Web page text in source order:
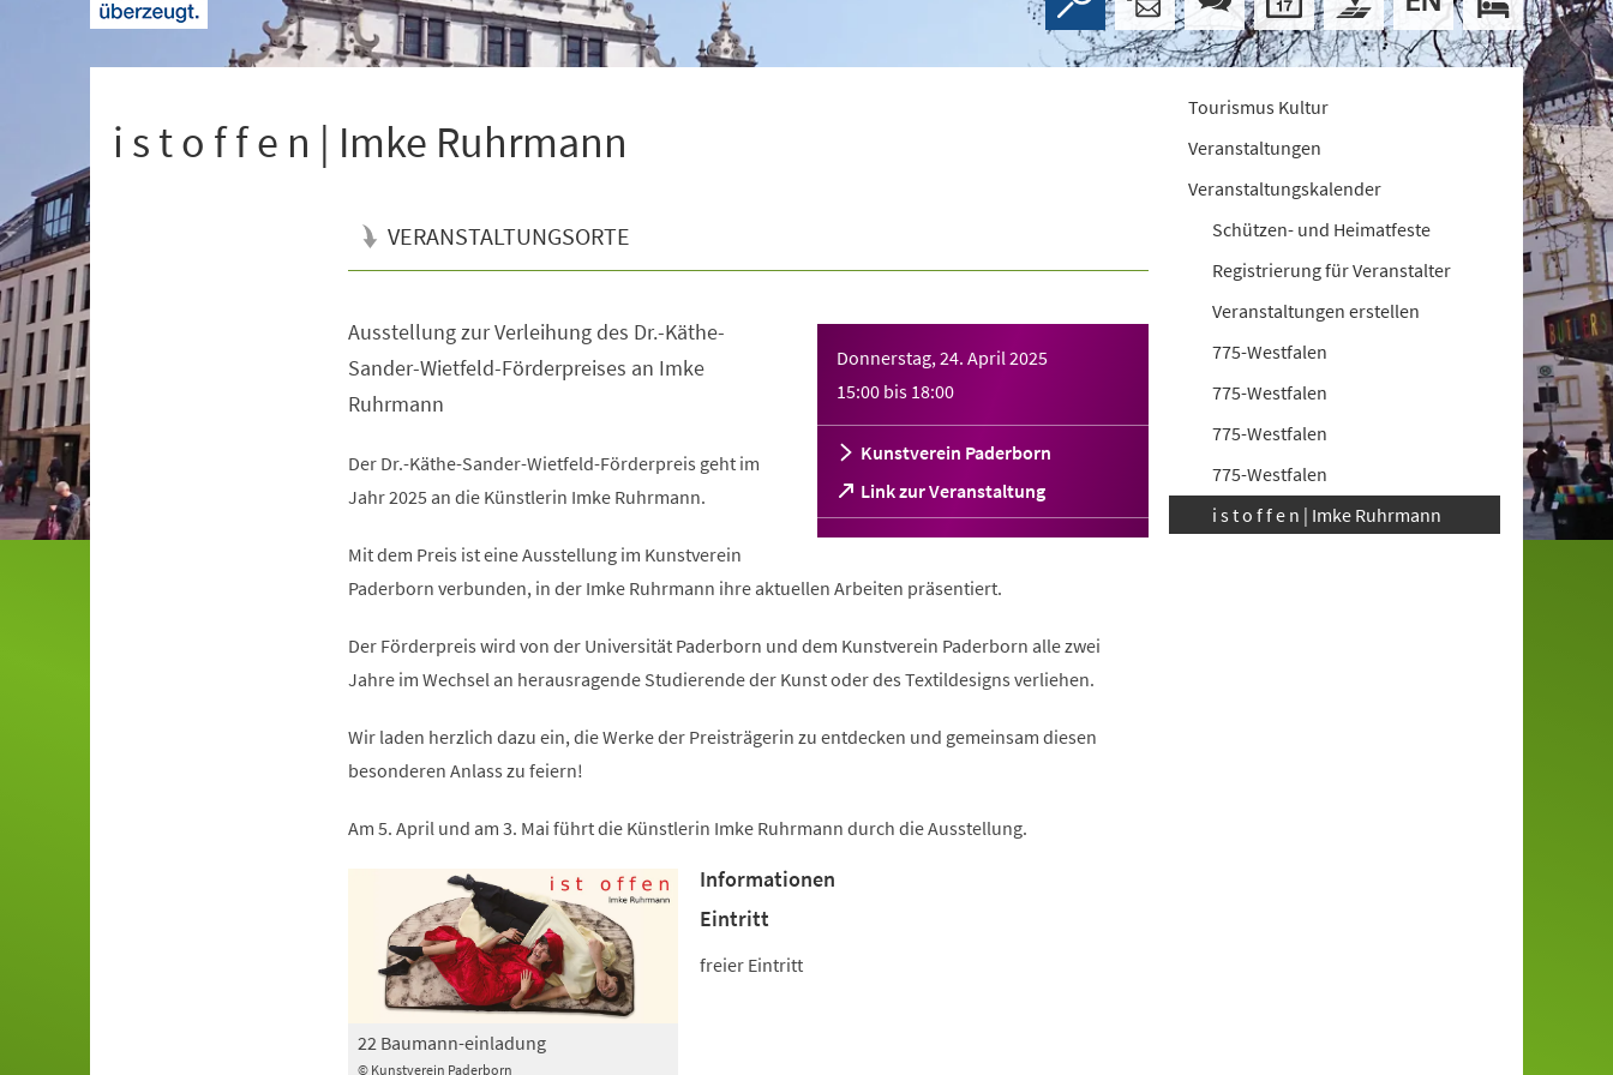
i s t o f f e n | Imke Ruhrmann
VERANSTALTUNGSORTE
Donnerstag, 24. April 2025
15:00 bis 18:00
Kunstverein Paderborn
Link zur Veranstaltung
(Öffnet
in
einem
Tab)
Ausstellung zur Verleihung des Dr.-Käthe-
Sander-Wietfeld-Förderpreises an Imke
Ruhrmann
Der Dr.-Käthe-Sander-Wietfeld-Förderpreis geht im
Jahr 2025 an die Künstlerin Imke Ruhrmann.
Mit dem Preis ist eine Ausstellung im Kunstverein
Paderborn verbunden, in der Imke Ruhrmann ihre aktuellen Arbeiten präsentiert.
Der Förderpreis wird von der Universität Paderborn und dem Kunstverein Paderborn alle zwei
Jahre im Wechsel an herausragende Studierende der Kunst oder des Textildesigns verliehen.
Wir laden herzlich dazu ein, die Werke der Preisträgerin zu entdecken und gemeinsam diesen
besonderen Anlass zu feiern!
Am 5. April und am 3. Mai führt die Künstlerin Imke Ruhrmann durch die Ausstellung.
© Kunstverein Paderborn
22 Baumann-einladung
Informationen
Eintritt
freier Eintritt
Tourismus Kultur
Veranstaltungen
Veranstaltungskalender
Schützen- und Heimatfeste
Registrierung für Veranstalter
Veranstaltungen erstellen
775-Westfalen
775-Westfalen
775-Westfalen
775-Westfalen
i s t o f f e n | Imke Ruhrmann